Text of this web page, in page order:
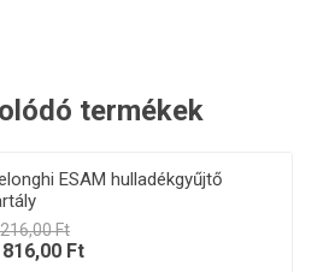
termékek
ESAM hulladékgyűjtő
Ft
816,00 Ft